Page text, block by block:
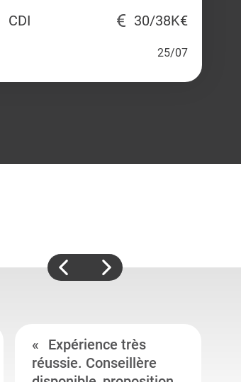
CDI
30/38K€
25/07
Expérience très
réussie. Conseillère